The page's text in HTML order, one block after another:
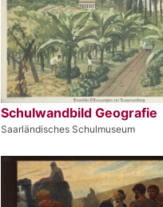
Schulwandbild Geografie
Saarländisches Schulmuseum